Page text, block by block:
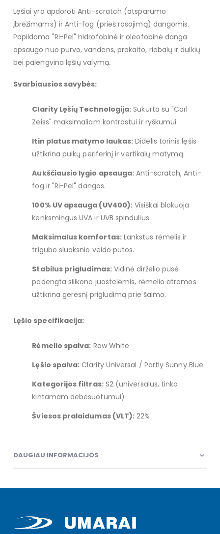
Lęšiai yra apdoroti Anti-scratch (atsparumo
įbrėžimams) ir Anti-fog (prieš rasojimą) dangomis.
Papildoma "Ri-Pel" hidrofobinė ir oleofobinė danga
apsaugo nuo purvo, vandens, prakaito, riebalų ir dulkių
bei palengvina lęšių valymą.
Svarbiausios savybės:
Clarity Lęšių Technologija: Sukurta su "Carl
Zeiss" maksimaliam kontrastui ir ryškumui.
Itin platus matymo laukas: Didelis torinis lęšis
užtikrina puikų periferinį ir vertikalų matymą.
Aukščiausio lygio apsauga: Anti-scratch, Anti-
fog ir "Ri-Pel" dangos.
100% UV apsauga (UV400): Visiškai blokuoja
kenksmingus UVA ir UVB spindulius.
Maksimalus komfortas:Lankstus rėmelis ir
trigubo sluoksnio veido putos.
Stabilus prigludimas:Vidinė dirželio pusė
padengta silikono juostelėmis, rėmelio atramos
užtikrina geresnį prigludimą prie šalmo.
Lęšio specifikacija:
Rėmelio spalva: Raw White
Lęšio spalva: Clarity Universal / Partly Sunny Blue
Kategorijos filtras:S2 (universalus, tinka
kintamam debesuotumui)
Šviesos pralaidumas (VLT): 22%
DAUGIAU INFORMACIJOS